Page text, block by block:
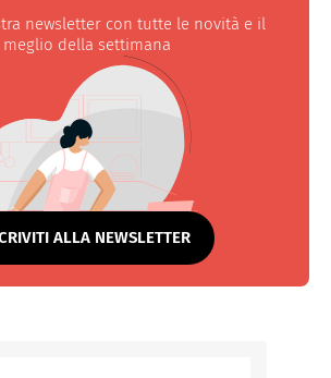
newsletter con tutte le novità e il
meglio della settimana
ALLA NEWSLETTER